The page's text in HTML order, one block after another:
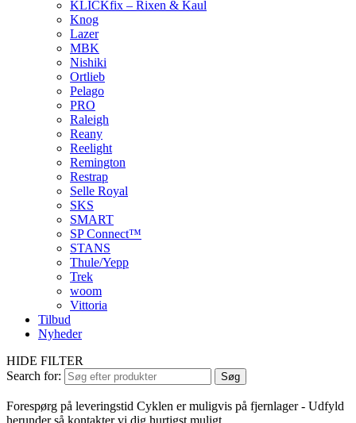
KLICKfix – Rixen & Kaul
Knog
Lazer
MBK
Nishiki
Ortlieb
Pelago
PRO
Raleigh
Reany
Reelight
Remington
Restrap
Selle Royal
SKS
SMART
SP Connect™
STANS
Thule/Yepp
Trek
woom
Vittoria
Tilbud
Nyheder
HIDE FILTER
Search for:
Søg
Forespørg på leveringstid Cyklen er muligvis på fjernlager - Udfyld